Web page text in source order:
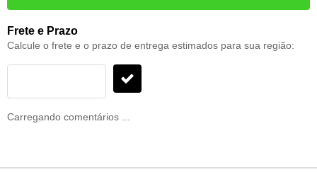
Frete e Prazo
Calcule o frete e o prazo de entrega estimados para sua região:
Carregando comentários ...